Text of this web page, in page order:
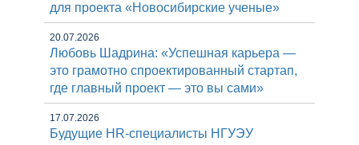
для проекта «Новосибирские ученые»
20.07.2026
Любовь Шадрина: «Успешная карьера —
это грамотно спроектированный стартап,
где главный проект — это вы сами»
17.07.2026
Будущие HR-специалисты НГУЭУ